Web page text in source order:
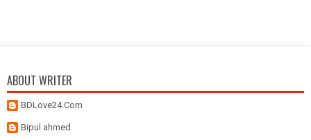
ABOUT WRITER
BDLove24.Com
Bipul ahmed